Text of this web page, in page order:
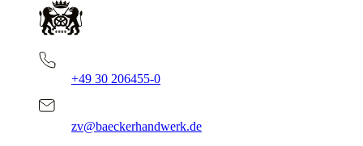
+49 30 206455-0
zv@baeckerhandwerk.de